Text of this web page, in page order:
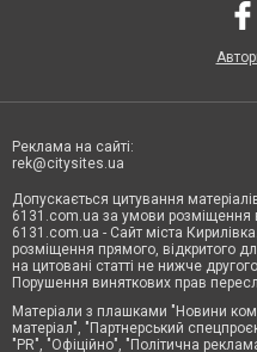
Реклама на сайті:
rek@citysites.ua
Допускається цитування
6131.com.ua за умови розміщення
6131.com.ua - Сайт міста
розміщення прямого, відкритого
на цитовані статті не нижче
Порушення виняткових прав
Матеріали з плашками "Новини
матеріал", "Партнерський
"PR", "Офіційно", "Політична